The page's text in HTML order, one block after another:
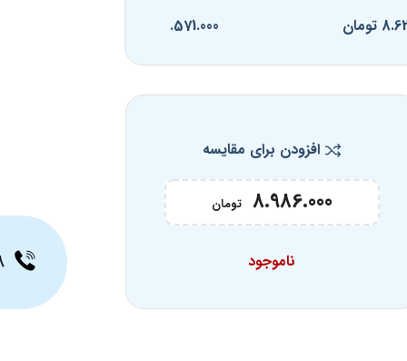
تومان
6.571.000
افزودن برای مقایسه
8.986.000 تومان
ناموجود